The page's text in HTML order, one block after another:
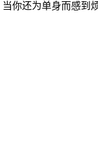
你还为单身而感到